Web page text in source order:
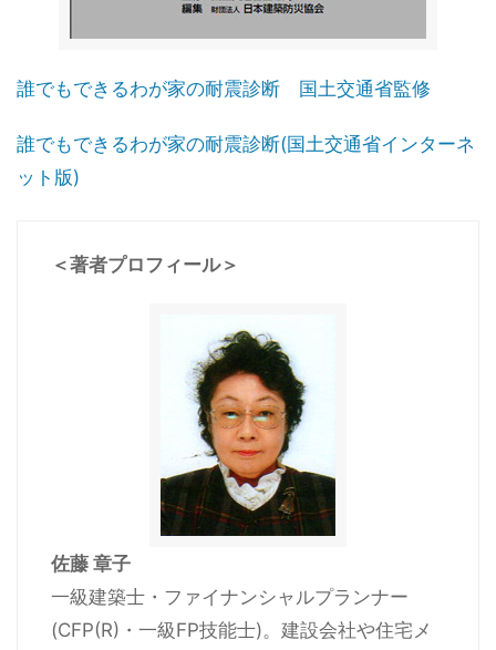
誰でもできるわが家の耐震診断 国土交通省監修
誰でもできるわが家の耐震診断(国土交通省インターネ
ット版)
＜著者プロフィール＞
佐藤 章子
一級建築士・ファイナンシャルプランナー
(CFP(R)・一級FP技能士)。建設会社や住宅メ